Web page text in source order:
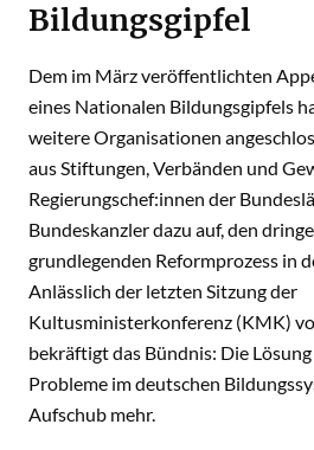
Bildungsgipfel
Dem im März veröffentlichten
eines Nationalen Bildungsgipfels
weitere Organisationen
aus Stiftungen, Verbänden und
Regierungschef:innen der
Bundeskanzler dazu auf, den
grundlegenden Reformprozess in
Anlässlich der letzten Sitzung der
Kultusministerkonferenz (KMK)
bekräftigt das Bündnis: Die
Probleme im deutschen
Aufschub mehr.